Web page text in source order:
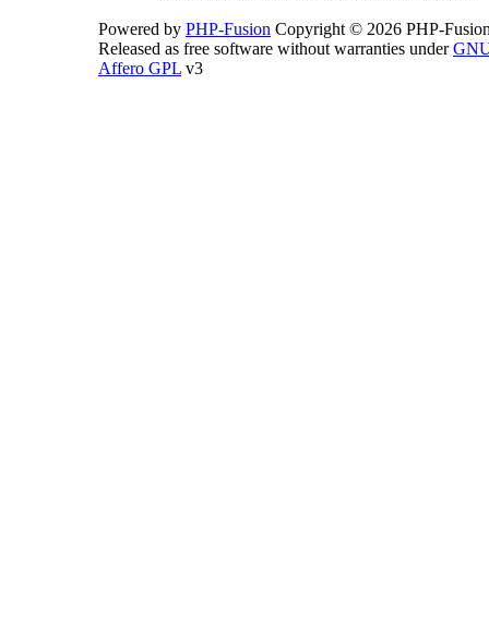
Powered by PHP-Fusion Copyright © 2026 PHP-
Released as free software without warranties under
Affero GPL v3